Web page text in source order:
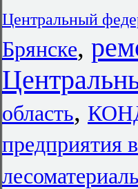
Центральный
Брянске,
область,
предприятия